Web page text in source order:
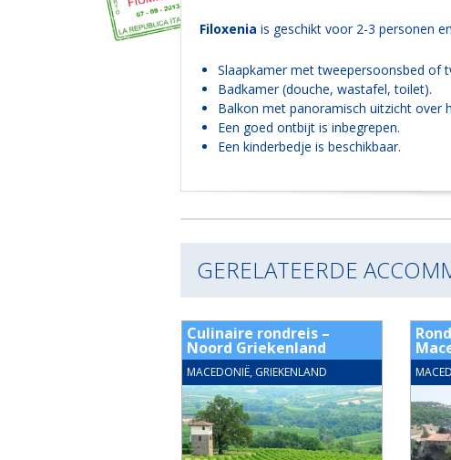
Filoxenia is geschikt voor 2-3 personen
Slaapkamer met tweepersoonsbed of
Badkamer (douche, wastafel, toilet).
Balkon met panoramisch uitzicht over
Een goed ontbijt is inbegrepen.
Een kinderbedje is beschikbaar.
GERELATEERDE
Culinaire rondreis –
Noord Griekenland
MACEDONIË, GRIEKENLAND